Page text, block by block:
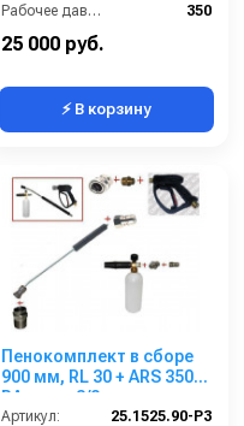
Рабочее давление (бар):
350
25 000 руб.
⚡ В корзину
Пенокомплект в сборе
900 мм, RL 30 + ARS 350
РА; вход 3/8ш.
Артикул:
25.1525.90-P3